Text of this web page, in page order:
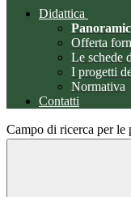
Didattica
Offerta
Le schede
I progetti
Normativa
Contatti
Campo di ricerca per le